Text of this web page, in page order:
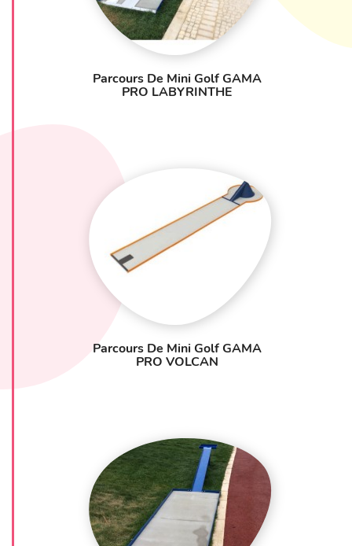
en valeur dans des lieux fermés et conviviaux pour le
plus grand plaisir des joueurs de tous âges. G
une conception ergonomique et accessible, ces
parcours permettent une utilisation sécurisée et
adaptée à tous les âges, favorisant ainsi un
divertissement inclusif et durable. Les innovations
Parcours De Mini Golf GAMA
PRO LABYRINTHE
Parcours De Mini Golf GAMA
PRO VOLCAN